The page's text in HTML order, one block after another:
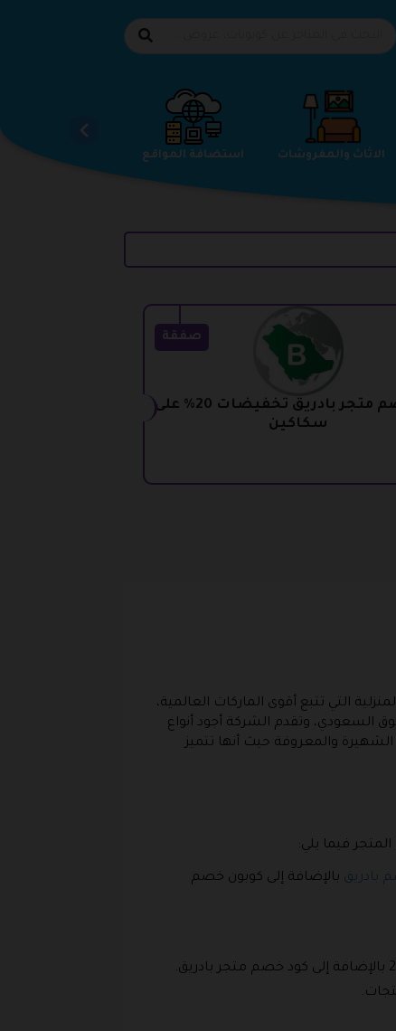
استضافة المواقع الاثاث والمفروشات الاحذية
صفقة
كود خصم متجر بادريق تخفيضات 20% على
سكاكين
التي تتبع أقوى الماركات العالمية،
السعودي، وتقدم الشركة أجود أنواع
الشهيرة والمعروفة حيث أنها تتميز
فيما يلي:
بادريق بالإضافة إلى كوبون خصم